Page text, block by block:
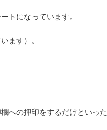
トになっています。
ます）。
への押印をするだけといった